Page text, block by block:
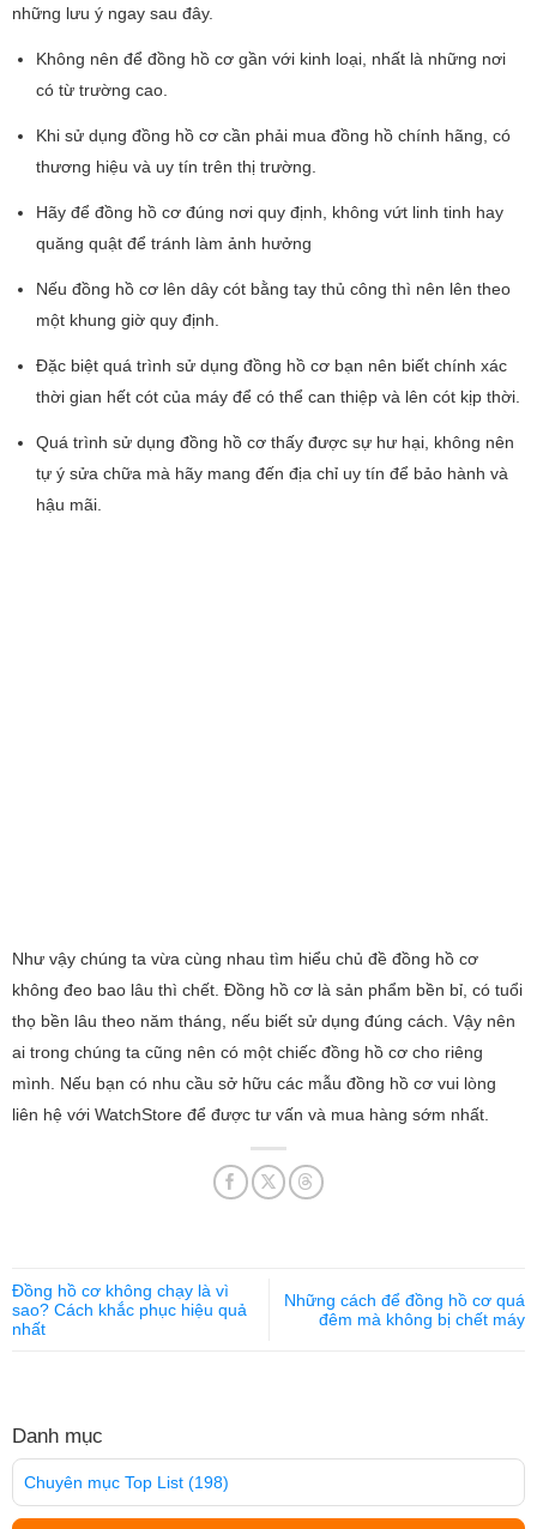
những lưu ý ngay sau đây.
Không nên để đồng hồ cơ gần với kinh loại, nhất là những nơi
có từ trường cao.
Khi sử dụng đồng hồ cơ cần phải mua đồng hồ chính hãng, có
thương hiệu và uy tín trên thị trường.
Hãy để đồng hồ cơ đúng nơi quy định, không vứt linh tinh hay
quăng quật để tránh làm ảnh hưởng
Nếu đồng hồ cơ lên dây cót bằng tay thủ công thì nên lên theo
một khung giờ quy định.
Đặc biệt quá trình sử dụng đồng hồ cơ bạn nên biết chính xác
thời gian hết cót của máy để có thể can thiệp và lên cót kịp thời.
Quá trình sử dụng đồng hồ cơ thấy được sự hư hại, không nên
tự ý sửa chữa mà hãy mang đến địa chỉ uy tín để bảo hành và
hậu mãi.
Như vậy chúng ta vừa cùng nhau tìm hiểu chủ đề đồng hồ cơ
không đeo bao lâu thì chết. Đồng hồ cơ là sản phẩm bền bỉ, có tuổi
thọ bền lâu theo năm tháng, nếu biết sử dụng đúng cách. Vậy nên
ai trong chúng ta cũng nên có một chiếc đồng hồ cơ cho riêng
mình. Nếu bạn có nhu cầu sở hữu các mẫu đồng hồ cơ vui lòng
liên hệ với WatchStore để được tư vấn và mua hàng sớm nhất.
Đồng hồ cơ không chạy là vì
sao? Cách khắc phục hiệu quả
nhất
Những cách để đồng hồ cơ quá
đêm mà không bị chết máy
Danh mục
Chuyên mục Top List (198)